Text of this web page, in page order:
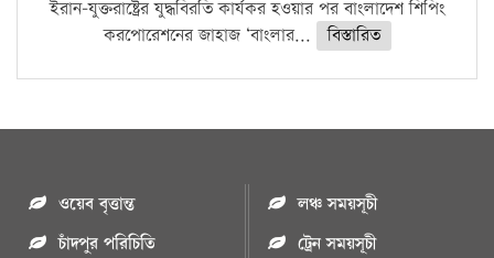
ইরান-যুক্তরাষ্ট্রের যুদ্ধবিরতি কার্যকর হওয়ার পর বাংলাদেশ শিপিং
করপোরেশনের জাহাজ ‘বাংলার...
বিস্তারিত
ওয়েব বৃত্তান্ত
চাঁদপুর পরিচিতি
লঞ্চ সময়সূচী
ট্রেন সময়সূচী